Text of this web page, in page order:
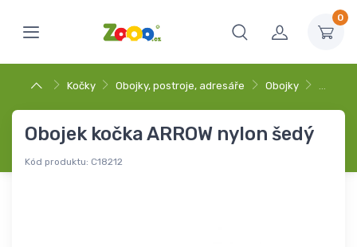
0
Kočky Obojky, postroje, adresáře Obojky …
Obojek kočka ARROW nylon šedý
Kód produktu: C18212